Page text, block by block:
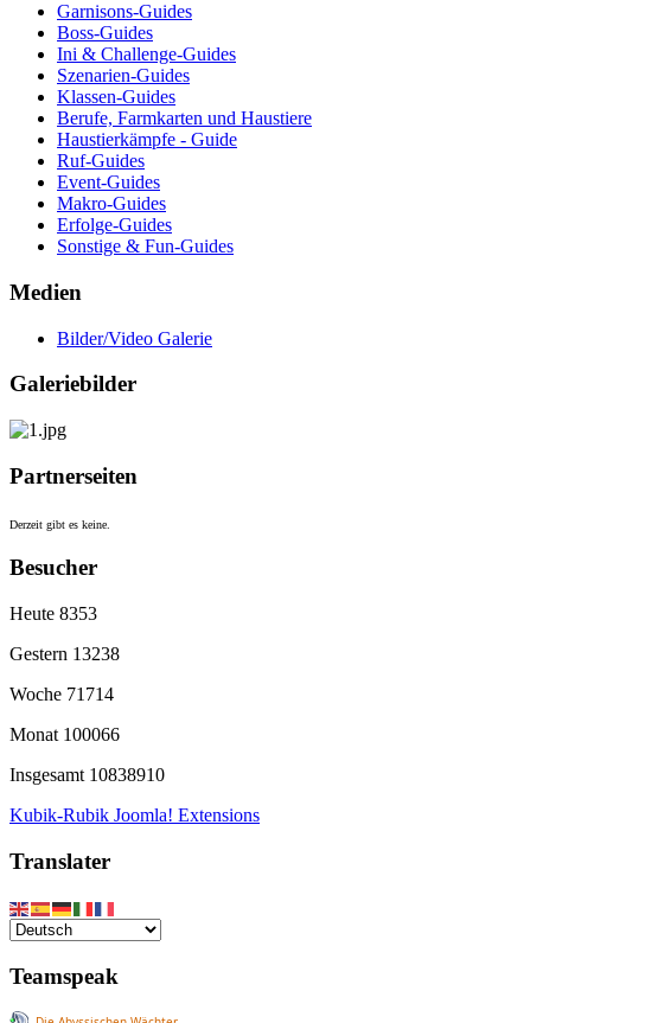
Garnisons-Guides
Boss-Guides
Ini & Challenge-Guides
Szenarien-Guides
Klassen-Guides
Berufe, Farmkarten und Haustiere
Haustierkämpfe - Guide
Ruf-Guides
Event-Guides
Makro-Guides
Erfolge-Guides
Sonstige & Fun-Guides
Medien
Bilder/Video Galerie
Galeriebilder
Partnerseiten
Derzeit gibt es keine.
Besucher
Heute 8353
Gestern 13238
Woche 71714
Monat 100066
Insgesamt 10838910
Kubik-Rubik Joomla! Extensions
Translater
Teamspeak